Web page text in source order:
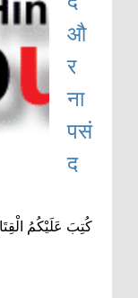
औ
र
ना
पसं
द